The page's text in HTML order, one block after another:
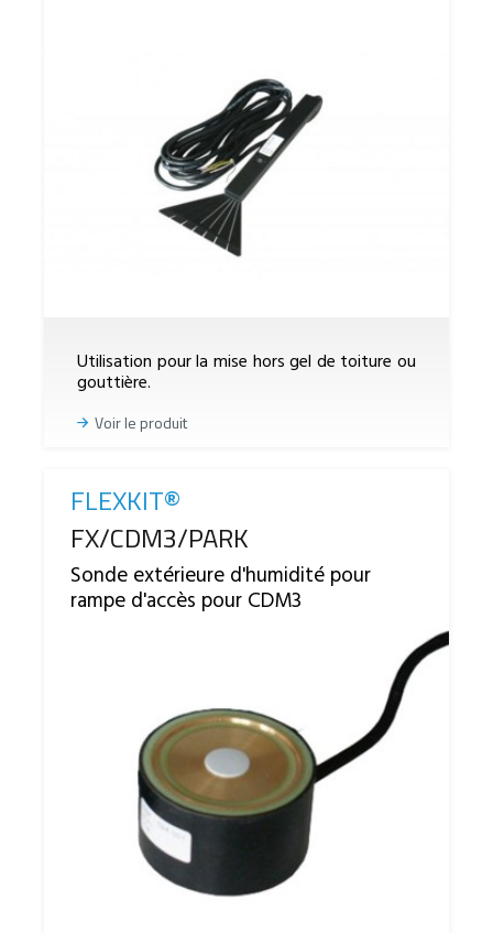
Utilisation pour la mise hors gel de toiture ou
gouttière.
Voir le produit
FLEXKIT®
Reference
FX/CDM3/PARK
Sonde extérieure d'humidité pour
rampe d'accès pour CDM3